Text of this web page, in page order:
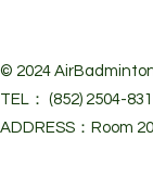
© 2024 Air
TEL： (852) 2504-
ADDRESS：Room